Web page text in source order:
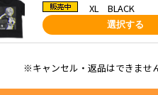
XL BLACK
選択する
※キャンセル・返品はできません